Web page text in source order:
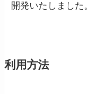
開発いたしました。
利用方法